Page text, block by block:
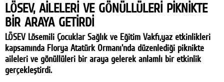
LÖSEV, AİLELERİ VE GÖNÜLLÜLERİ PİKNİKTE
BİR ARAYA GETİRDİ
LÖSEV Lösemili Çocuklar Sağlık ve Eğitim Vakfı,yaz etkinlikleri
kapsamında Florya Atatürk Ormanı'nda düzenlediği piknikte
aileleri ve gönüllüleri bir araya gelerek anlamlı bir etkinlik
gerçekleştirdi.